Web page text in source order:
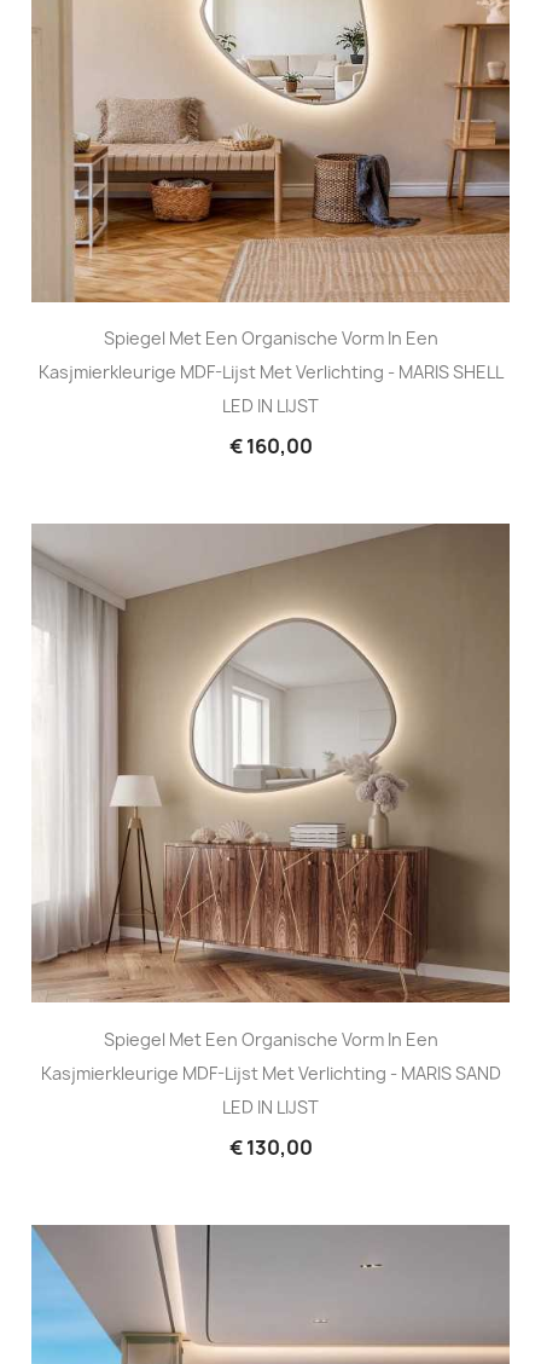
Spiegel Met Een Organische Vorm In Een
Kasjmierkleurige MDF-Lijst Met Verlichting - MARIS SHELL
LED IN LIJST
€ 160,00
Spiegel Met Een Organische Vorm In Een
Kasjmierkleurige MDF-Lijst Met Verlichting - MARIS SAND
LED IN LIJST
€ 130,00